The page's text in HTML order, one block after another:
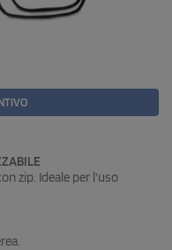
zip. Ideale per l'uso